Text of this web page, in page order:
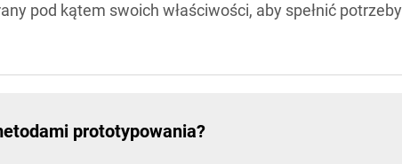
pod kątem swoich właściwości, aby spełnić potrzeby
prototypowania?